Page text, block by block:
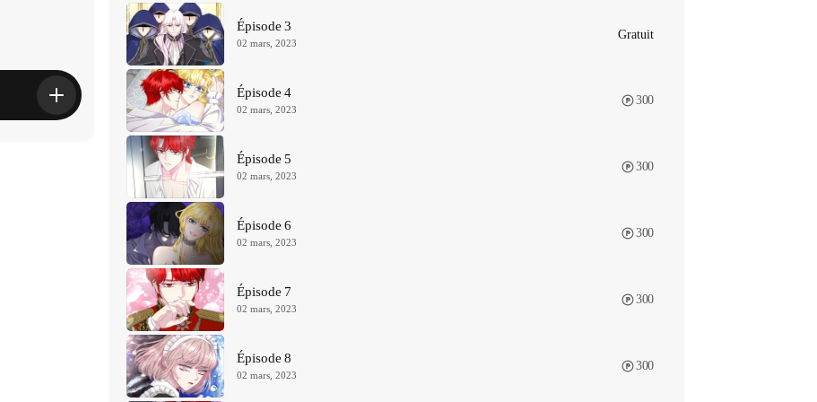
Épisode 3
02 mars, 2023
Gratuit
Épisode 4
02 mars, 2023
300
Épisode 5
02 mars, 2023
300
Épisode 6
02 mars, 2023
300
Épisode 7
02 mars, 2023
300
Épisode 8
02 mars, 2023
300